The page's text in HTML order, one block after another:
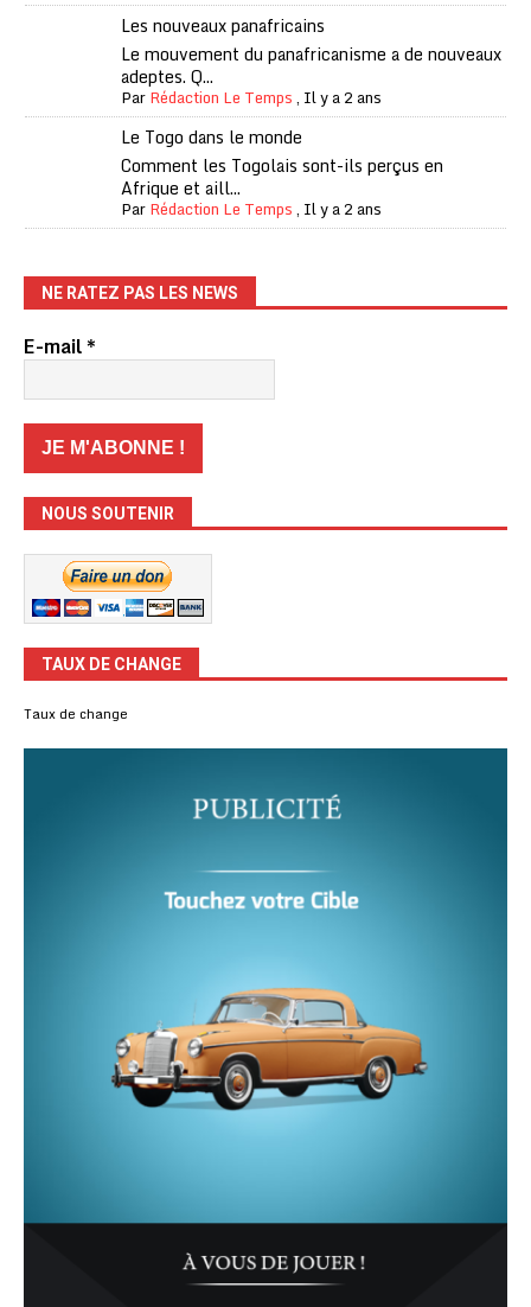
Les nouveaux panafricains
Le mouvement du panafricanisme a de nouveaux
adeptes. Q...
ParRédaction Le Temps, Il y a 2 ans
Le Togo dans le monde
Comment les Togolais sont-ils perçus en
Afrique et aill...
ParRédaction Le Temps, Il y a 2 ans
NE RATEZ PAS LES NEWS
E-mail*
NOUS SOUTENIR
TAUX DE CHANGE
Taux de change